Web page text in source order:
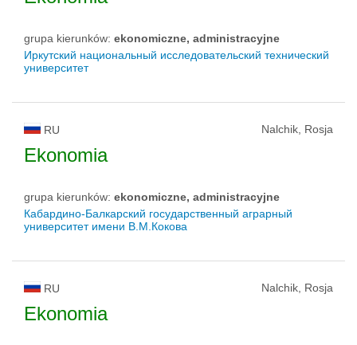
grupa kierunków: ekonomiczne, administracyjne
Иркутский национальный исследовательский технический
университет
RU Nalchik, Rosja
Ekonomia
grupa kierunków: ekonomiczne, administracyjne
Кабардино-Балкарский государственный аграрный
университет имени В.М.Кокова
RU Nalchik, Rosja
Ekonomia